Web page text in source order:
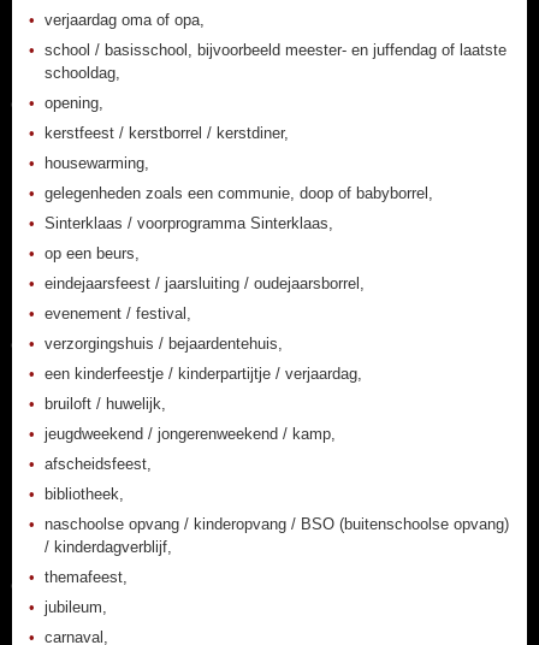
verjaardag oma of opa,
school / basisschool, bijvoorbeeld meester- en juffendag of laatste
schooldag,
opening,
kerstfeest / kerstborrel / kerstdiner,
housewarming,
gelegenheden zoals een communie, doop of babyborrel,
Sinterklaas / voorprogramma Sinterklaas,
op een beurs,
eindejaarsfeest / jaarsluiting / oudejaarsborrel,
evenement / festival,
verzorgingshuis / bejaardentehuis,
een kinderfeestje / kinderpartijtje / verjaardag,
bruiloft / huwelijk,
jeugdweekend / jongerenweekend / kamp,
afscheidsfeest,
bibliotheek,
naschoolse opvang / kinderopvang / BSO (buitenschoolse opvang)
/ kinderdagverblijf,
themafeest,
jubileum,
carnaval,